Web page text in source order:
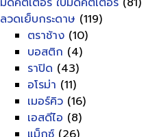
ลวดเย็บกระดาษ (119)
ตราช้าง (10)
บอสติก (4)
ราปิด (43)
อโรม่า (11)
เมอร์คิว (16)
เอสดีไอ (8)